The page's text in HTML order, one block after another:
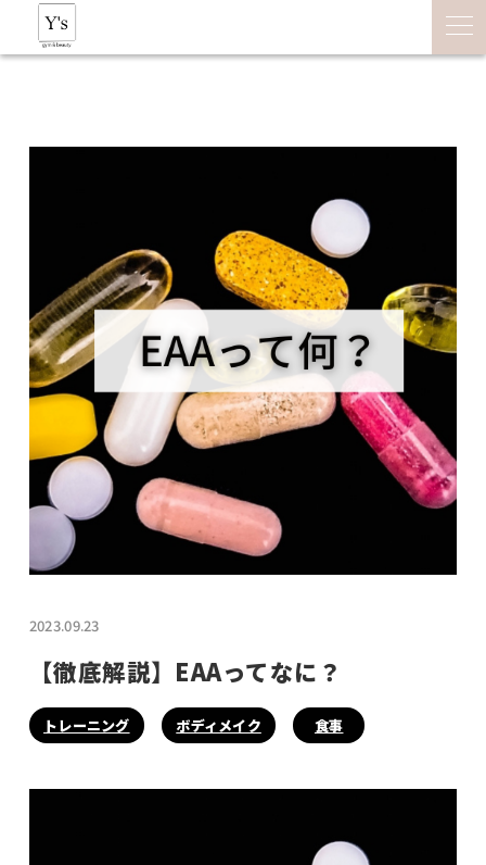
2023.09.23
【徹底解説】EAAってなに？
トレーニング ボディメイク 食事